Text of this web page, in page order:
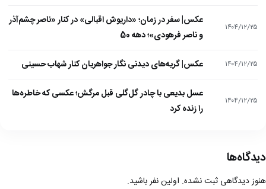
۱۴۰۴/۱۲/۲۵
عکس| سفر در زمان؛ «داریوش اقبالی» در کنار «ناصر چشم‌آذر
و ناصر فرهودی»؛ دهه 50
۱۴۰۴/۱۲/۲۵ عکس| گریه‌های دیدنی نگار جواهریان کنار شهاب حسینی
۱۴۰۴/۱۲/۲۵
عسل بدیعی با چادر گل‌گلی قبل مرگش؛ عکسی که خاطره‌ها
را زنده کرد
دیدگاه‌ها
هنوز دیدگاهی ثبت نشده. اولین نفر باشید.